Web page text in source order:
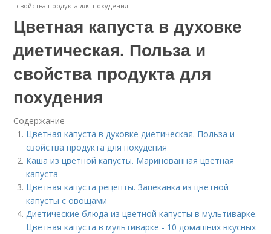
свойства продукта для похудения
Цветная капуста в духовке
диетическая. Польза и
свойства продукта для
похудения
Содержание
Цветная капуста в духовке диетическая. Польза и
свойства продукта для похудения
Каша из цветной капусты. Маринованная цветная
капуста
Цветная капуста рецепты. Запеканка из цветной
капусты с овощами
Диетические блюда из цветной капусты в мультиварке.
Цветная капуста в мультиварке - 10 домашних вкусных